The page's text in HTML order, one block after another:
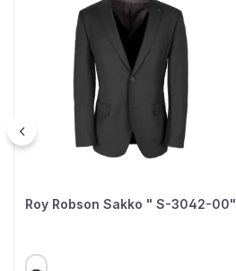
Roy Robson Sakko " S-3042-00"
FARBE